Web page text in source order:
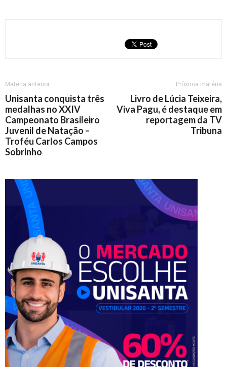
Matéria anterior
Unisanta conquista três
medalhas no XXIV
Campeonato Brasileiro
Juvenil de Natação –
Troféu Carlos Campos
Sobrinho
Próxima matéria
Livro de Lúcia Teixeira,
Viva Pagu, é destaque em
reportagem da TV
Tribuna